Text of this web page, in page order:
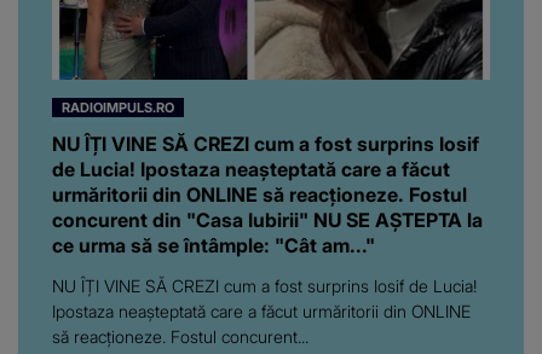
RADIOIMPULS.RO
NU ÎȚI VINE SĂ CREZI cum a fost surprins Iosif
de Lucia! Ipostaza neașteptată care a făcut
urmăritorii din ONLINE să reacționeze. Fostul
concurent din "Casa Iubirii" NU SE AȘTEPTA la
ce urma să se întâmple: "Cât am..."
NU ÎȚI VINE SĂ CREZI cum a fost surprins Iosif de Lucia!
Ipostaza neașteptată care a făcut urmăritorii din ONLINE
să reacționeze. Fostul concurent...